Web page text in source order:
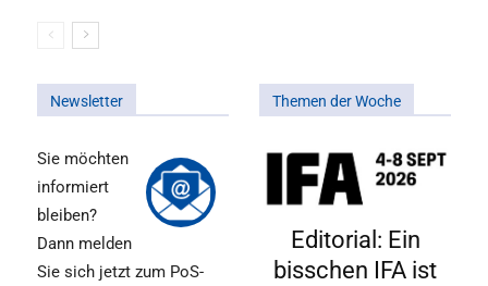
Newsletter
Sie möchten
informiert
bleiben?
Dann melden
Sie sich jetzt zum PoS-
Themen der Woche
Editorial: Ein
bisschen IFA ist